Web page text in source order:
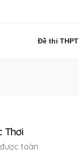
Đề thi THPT
Thơi
toàn